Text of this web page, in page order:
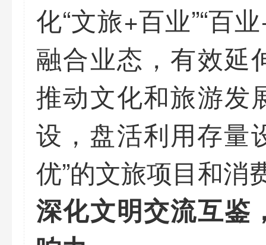
化“文旅+百业”“百
融合业态，有效延
推动文化和旅游发
设，盘活利用存量
优”的文旅项目和消
深化文明交流互鉴